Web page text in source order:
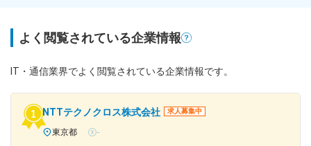
よく閲覧されている企業情報
IT・通信業界でよく閲覧されている企業情報です。
NTTテクノクロス株式会社 求人募集中
東京都 -